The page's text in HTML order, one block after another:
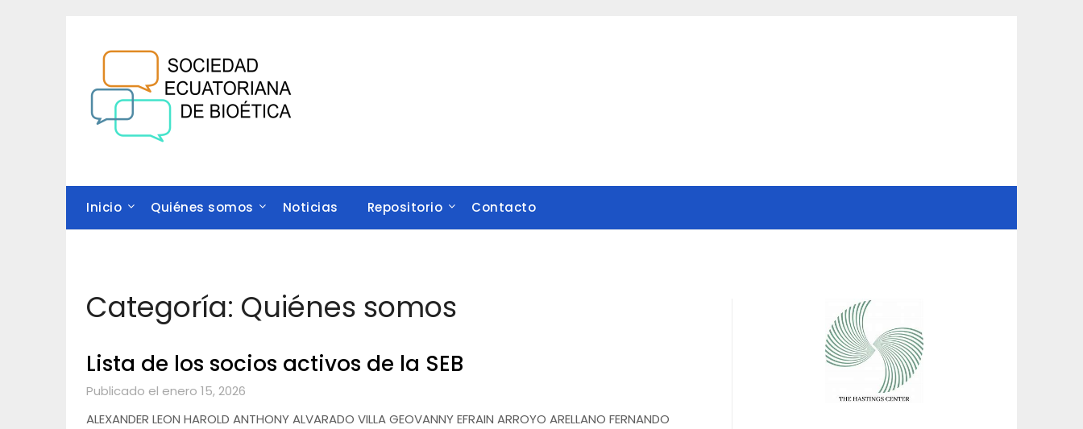
Inicio Quiénes somos Noticias Repositorio Contacto
Categoría: Quiénes somos
Lista de los socios activos de la SEB
Publicado el enero 15, 2026
ALEXANDER LEON HAROLD ANTHONY ALVARADO VILLA GEOVANNY EFRAIN ARROYO ARELLANO FERNANDO